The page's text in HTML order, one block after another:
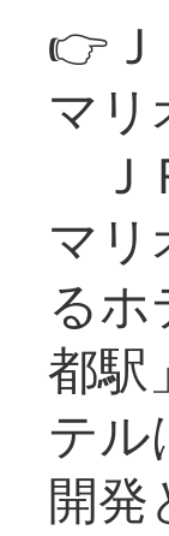
👉
マリ
Ｊ
マリ
る
都駅
テル
開発